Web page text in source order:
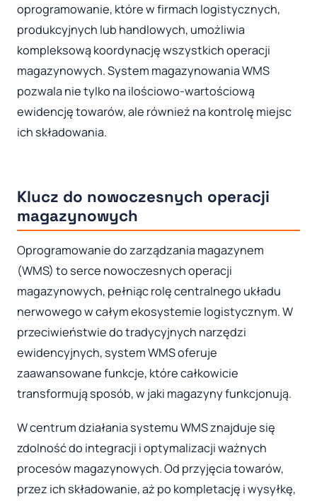
oprogramowanie, które w firmach logistycznych,
produkcyjnych lub handlowych, umożliwia
kompleksową koordynację wszystkich operacji
magazynowych. System magazynowania WMS
pozwala nie tylko na ilościowo-wartościową
ewidencję towarów, ale również na kontrolę miejsc
ich składowania.
Klucz do nowoczesnych operacji
magazynowych
Oprogramowanie do zarządzania magazynem
(WMS) to serce nowoczesnych operacji
magazynowych, pełniąc rolę centralnego układu
nerwowego w całym ekosystemie logistycznym. W
przeciwieństwie do tradycyjnych narzędzi
ewidencyjnych, system WMS oferuje
zaawansowane funkcje, które całkowicie
transformują sposób, w jaki magazyny funkcjonują.
W centrum działania systemu WMS znajduje się
zdolność do integracji i optymalizacji ważnych
procesów magazynowych. Od przyjęcia towarów,
przez ich składowanie, aż po kompletację i wysyłkę,